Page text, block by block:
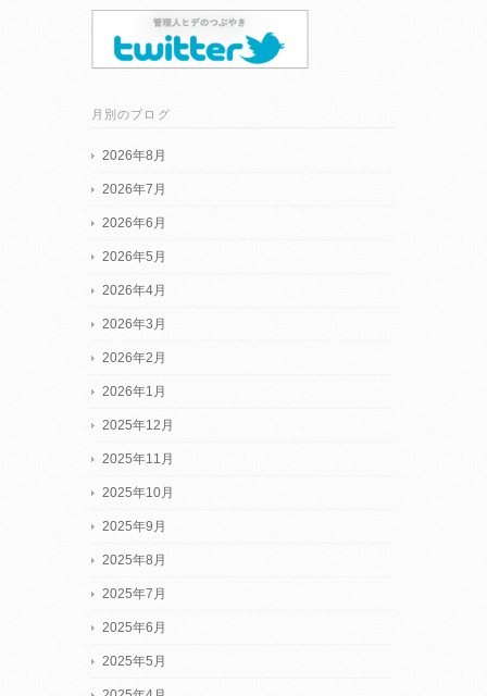
月別のブログ
2026年8月
2026年7月
2026年6月
2026年5月
2026年4月
2026年3月
2026年2月
2026年1月
2025年12月
2025年11月
2025年10月
2025年9月
2025年8月
2025年7月
2025年6月
2025年5月